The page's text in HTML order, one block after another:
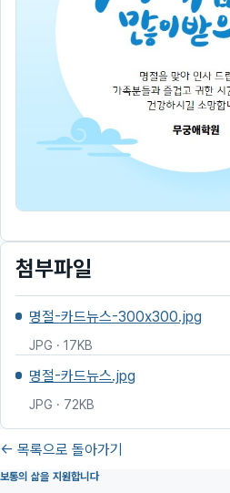
첨부파일
명절-카드뉴스-300x300.jpg
JPG · 17KB
명절-카드뉴스.jpg
JPG · 72KB
← 목록으로 돌아가기
보통의 삶을 지원합니다